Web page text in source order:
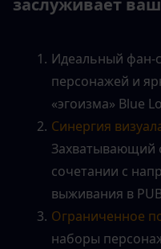
заслуживает
Идеальный фан-
персонажей и
«эгоизма» Blue
Синергия
Захватывающий
сочетании с
выживания в
Ограниченное
наборы